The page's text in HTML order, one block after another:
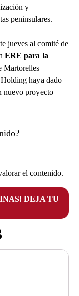
y
peninsulares.
jueves al comité de
ERE para la
Martorelles
haya dado
nuevo proyecto
el contenido.
DEJA TU